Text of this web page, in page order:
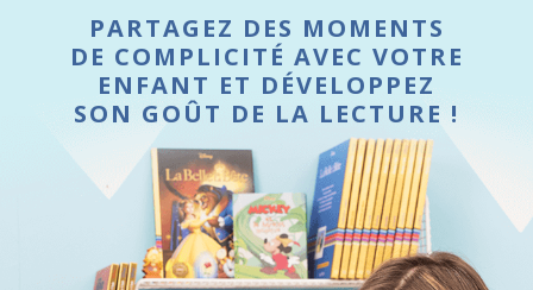
PARTAGEZ DES MOMENTS
DE COMPLICITÉ AVEC VOTRE
ENFANT ET DÉVELOPPEZ
SON GOÛT DE LA LECTURE !